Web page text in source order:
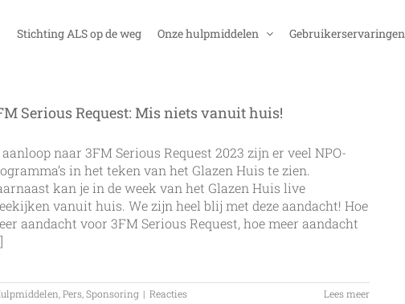
Stichting ALS op de weg Onze hulpmiddelen Gebruikerservaringen
Serious Request: Mis niets vanuit huis!
naar 3FM Serious Request 2023 zijn er veel NPO-
in het teken van het Glazen Huis te zien.
kan je in de week van het Glazen Huis live
vanuit huis. We zijn heel blij met deze aandacht! Hoe
aandacht voor 3FM Serious Request, hoe meer aandacht
Pers Sponsoring | Reacties
Lees meer